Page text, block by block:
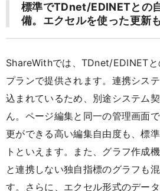
標準でTDnet/EDINETとの
備。エクセルを使った更新も
ShareWithでは、TDnet/EDINET
プランで提供されます。連携シス
込まれているため、別途システム
ん。ページ編集と同一の管理画面
更ができる高い編集自由度も、標
トといえます。また、グラフ作成
と連携しない独自指標のグラフも
す。さらに、エクセル形式のデー